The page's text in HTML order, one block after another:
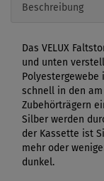
Beschreibung
Das VELUX
und unten
Polyestergewebe
schnell in den
Zubehörträgern
Silber werden
der Kassette ist
mehr oder
dunkel.